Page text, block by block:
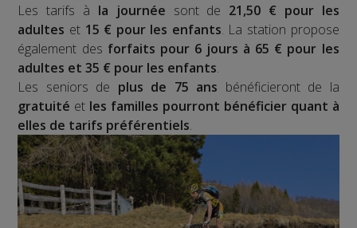
Les tarifs à la journée sont de 21,50 € pour les
adultes et 15 € pour les enfants. La station propose
également des forfaits pour 6 jours à 65 € pour les
adultes et 35 € pour les enfants.
Les seniors de plus de 75 ans bénéficieront de la
gratuité et les familles pourront bénéficier quant à
elles de tarifs préférentiels.